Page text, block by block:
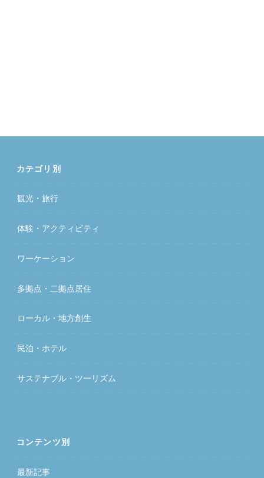
カテゴリ別
観光・旅行
体験・アクティビティ
ワーケーション
多拠点・二拠点居住
ローカル・地方創生
民泊・ホテル
サステナブル・ツーリズム
コンテンツ別
最新記事